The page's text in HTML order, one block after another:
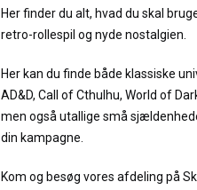
Her finder du alt, hvad du skal
retro-rollespil og nyde nostalgien.
Her kan du finde både klassiske
AD&D, Call of Cthulhu, World of
men også utallige små
din kampagne.
Kom og besøg vores afdeling på